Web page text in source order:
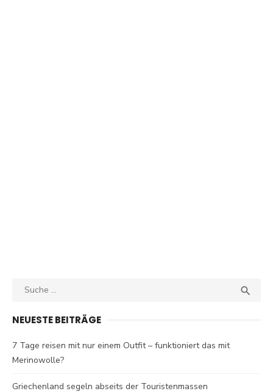
Search

NEUESTE BEITRÄGE
7 Tage reisen mit nur einem Outfit – funktioniert das mit
Merinowolle?
Griechenland segeln abseits der Touristenmassen